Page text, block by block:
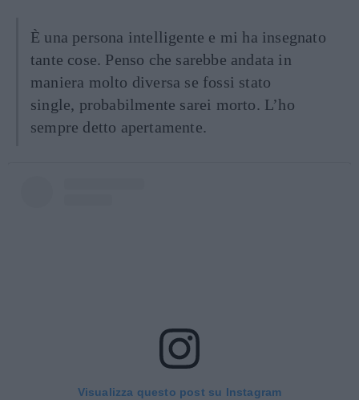
È una persona intelligente e mi ha insegnato
tante cose. Penso che sarebbe andata in
maniera molto diversa se fossi stato
single, probabilmente sarei morto. L’ho
sempre detto apertamente.
Visualizza questo post su Instagram